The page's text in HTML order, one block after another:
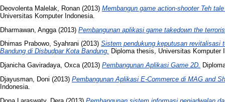
Deovolenta Malelak, Ronan (2013) Membangun game action-shooter Teh
Universitas Komputer Indonesia.
Dharmawan, Angga (2013) Pembangunan aplikasi game takedown the
Dhimas Prabowo, Syahrani (2013) Sistem pendukung keputusan revitalisasi
Bandung di Disbudpar Kota Bandung. Diploma thesis, Universitas Komputer
Djanicha Gaviradaya, Oxca(2013) Pembangunan Aplikasi Game 2D.
Djayusman, Doni (2013) Pembangunan Aplikasi E-Commerce di MAG and
Indonesia.